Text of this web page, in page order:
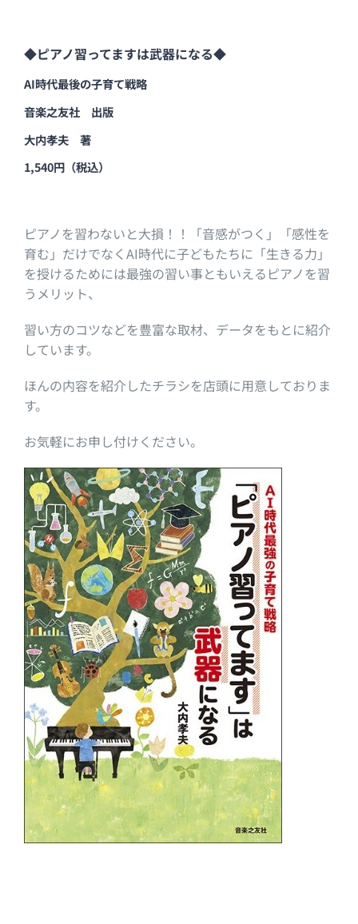
◆ピアノ習ってますは武器になる◆
AI時代最後の子育て戦略
音楽之友社 出版
大内孝夫 著
1,540円（税込）
ピアノを習わないと大損！！「音感がつく」「感性を
育む」だけでなくAI時代に子どもたちに「生きる力」
を授けるためには最強の習い事ともいえるピアノを習
うメリット、
習い方のコツなどを豊富な取材、データをもとに紹介
しています。
ほんの内容を紹介したチラシを店頭に用意しておりま
す。
お気軽にお申し付けください。